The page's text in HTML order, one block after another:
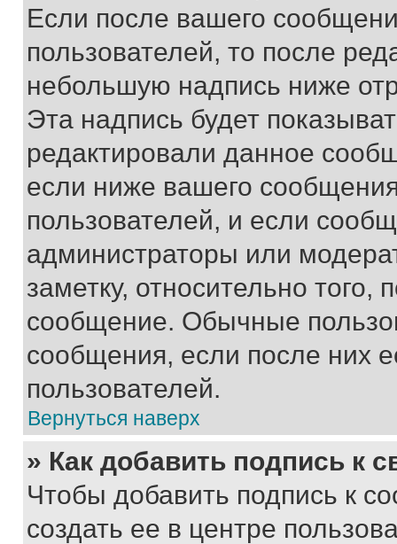
Если после вашего
пользователей, то после
небольшую надпись ниже
Эта надпись будет
редактировали данное
если ниже вашего
пользователей, и если
администраторы или
заметку, относительно
сообщение. Обычные
сообщения, если после них
пользователей.
Вернуться наверх
» Как добавить подпись к
Чтобы добавить подпись к
создать ее в центре